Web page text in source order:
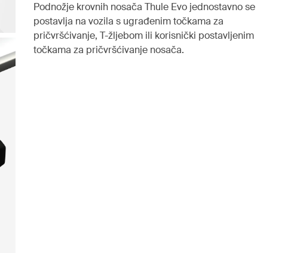
Podnožje krovnih nosača Thule Evo jednostavno se
postavlja na vozila s ugrađenim točkama za
pričvršćivanje, T-žljebom ili korisnički postavljenim
točkama za pričvršćivanje nosača.